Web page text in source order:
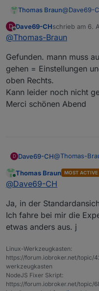
Thomas Braun@Dave69-
Was meinst
Das obige
rscp.0 mit
D
Offline
Dave69-CHschrieb am 6.
zuletzt editiert
@Thomas-Braun
Gefunden. mann muss
gehen = Einstellungen
oben Rechts.
Kann leider noch nicht
Merci schönen Abend
D Dave69-CH@Thomas-
Gefunden.
Kann leider
Merci
Online
Thomas Braun MOST ACTIVE
@Dave69-CH
Ja, in der
Ich fahre bei mir die
etwas anders aus. j
Linux-Werkzeugkasten:
https://forum.iobroker.net/
werkzeugkasten
NodeJS Fixer Skript:
https://forum.iobroker.net/topic/